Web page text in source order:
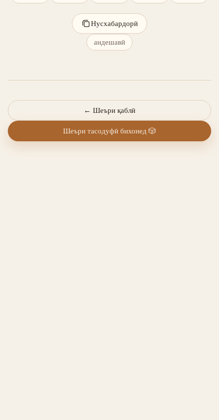
Нусхабардорӣ
андешавӣ
← Шеъри қаблӣ
Шеъри тасодуфӣ бихонед 🎲